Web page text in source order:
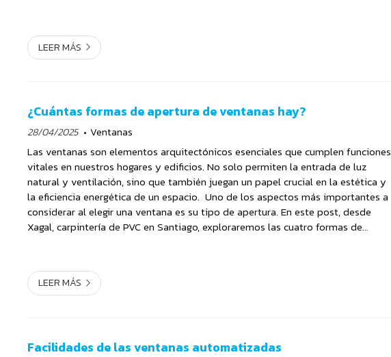
LEER MÁS
¿Cuántas formas de apertura de ventanas hay?
28/04/2025 Ventanas
Las ventanas son elementos arquitectónicos esenciales que cumplen funciones
vitales en nuestros hogares y edificios. No solo permiten la entrada de luz
natural y ventilación, sino que también juegan un papel crucial en la estética y
la eficiencia energética de un espacio. Uno de los aspectos más importantes a
considerar al elegir una ventana es su tipo de apertura. En este post, desde
Xagal, carpintería de PVC en Santiago, exploraremos las cuatro formas de
LEER MÁS
Facilidades de las ventanas automatizadas